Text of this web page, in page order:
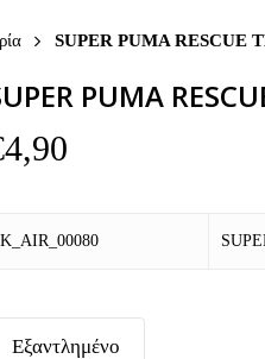
SUPER PUMA RESCUE
PUMA
4,90
K_AIR_00080
Εξαντλημένο